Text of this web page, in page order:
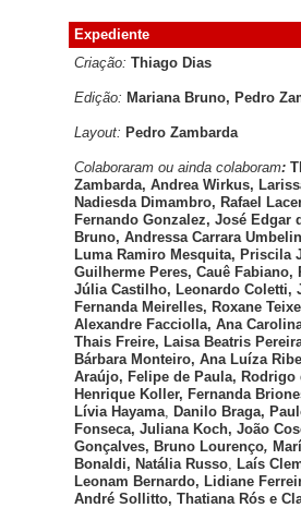
Expediente
Criação: Thiago Dias
Edição: Mariana Bruno, Pedro
Layout: Pedro Zambarda
Colaboraram ou ainda colaboram:
Zambarda, Andrea Wirkus,
Nadiesda Dimambro, Rafael
Fernando Gonzalez, José Edgar
Bruno, Andressa Carrara
Luma Ramiro Mesquita, Priscila
Guilherme Peres, Cauê Fabiano,
Júlia Castilho, Leonardo Coletti,
Fernanda Meirelles, Roxane
Alexandre Facciolla, Ana
Thais Freire, Laisa Beatris
Bárbara Monteiro, Ana Luíza
Araújo, Felipe de Paula, Rodrigo
Henrique Koller, Fernanda
Lívia Hayama, Danilo Braga,
Fonseca, Juliana Koch, João
Gonçalves, Bruno Lourenço,
Bonaldi, Natália Russo, Laís
Leonam Bernardo, Lidiane
André Sollitto, Thatiana Rós e